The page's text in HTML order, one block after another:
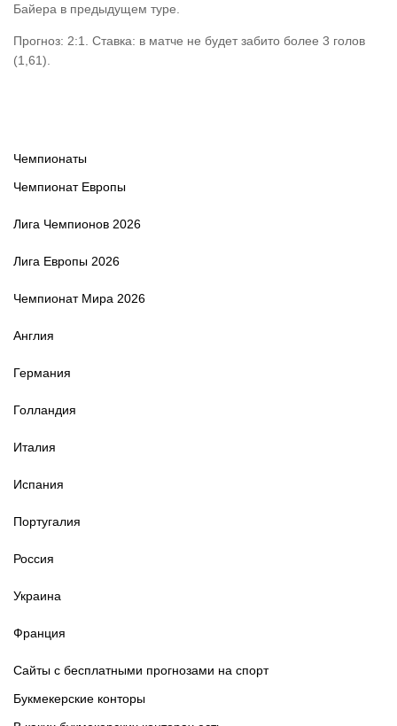
Байера в предыдущем туре.
Прогноз: 2:1. Ставка: в матче не будет забито более 3 голов
(1,61).
Чемпионаты
Чемпионат Европы
Лига Чемпионов 2026
Лига Европы 2026
Чемпионат Мира 2026
Англия
Германия
Голландия
Италия
Испания
Португалия
Россия
Украина
Франция
Сайты с бесплатными прогнозами на спорт
Букмекерские конторы